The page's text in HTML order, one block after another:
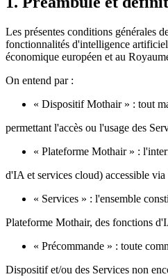
Les présentes conditions générales
fonctionnalités d'intelligence
économique européen et au
On entend par :
« Dispositif Mothair » : tout
permettant l'accès ou l'usage des
« Plateforme Mothair » :
d'IA et services cloud) accessible via
« Services » : l'ensemble
Plateforme Mothair, des fonctions
« Précommande » : toute
Dispositif et/ou des Services non